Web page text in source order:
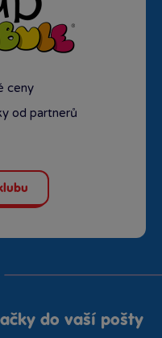
ceny
od partnerů
do vaší pošty